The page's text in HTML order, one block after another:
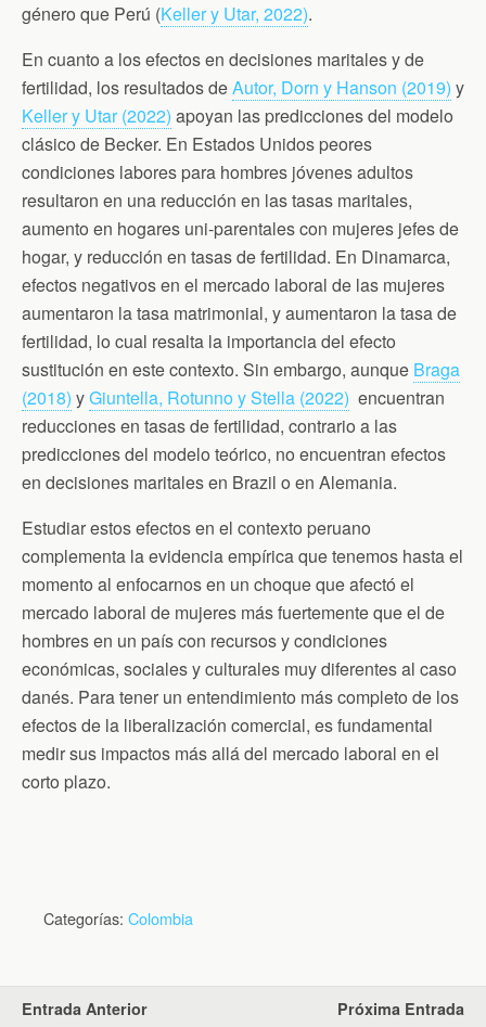
género que Perú (Keller y Utar, 2022).
En cuanto a los efectos en decisiones maritales y de
fertilidad, los resultados deAutor, Dorn y Hanson (2019) y
Keller y Utar (2022) apoyan las predicciones del modelo
clásico de Becker. En Estados Unidos peores
condiciones labores para hombres jóvenes adultos
resultaron en una reducción en las tasas maritales,
aumento en hogares uni-parentales con mujeres jefes de
hogar, y reducción en tasas de fertilidad. En Dinamarca,
efectos negativos en el mercado laboral de las mujeres
aumentaron la tasa matrimonial, y aumentaron la tasa de
fertilidad, lo cual resalta la importancia del efecto
sustitución en este contexto. Sin embargo, aunque Braga
(2018) yGiuntella, Rotunno y Stella (2022) encuentran
reducciones en tasas de fertilidad, contrario a las
predicciones del modelo teórico, no encuentran efectos
en decisiones maritales en Brazil o en Alemania.
Estudiar estos efectos en el contexto peruano
complementa la evidencia empírica que tenemos hasta el
momento al enfocarnos en un choque que afectó el
mercado laboral de mujeres más fuertemente que el de
hombres en un país con recursos y condiciones
económicas, sociales y culturales muy diferentes al caso
danés. Para tener un entendimiento más completo de los
efectos de la liberalización comercial, es fundamental
medir sus impactos más allá del mercado laboral en el
corto plazo.
Categorías: Colombia
Entrada Anterior Próxima Entrada